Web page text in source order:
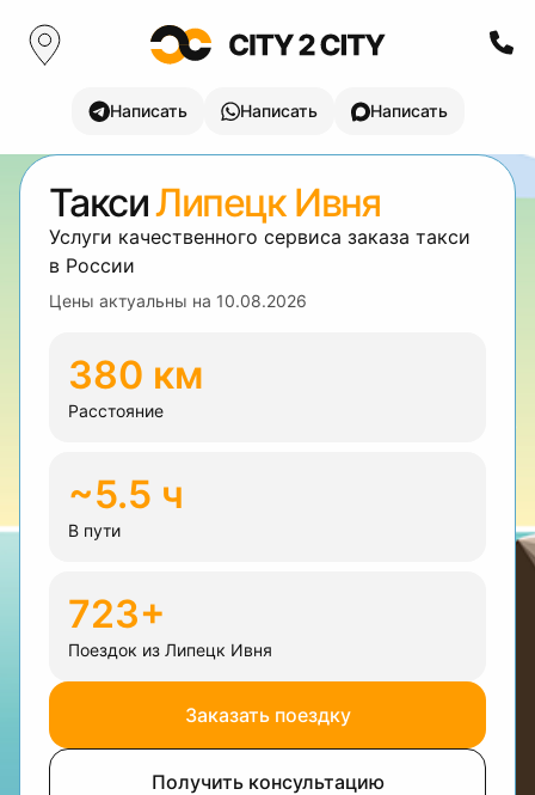
Написать Написать Написать
ТаксиЛипецк Ивня
Услуги качественного сервиса заказа такси
в России
Цены актуальны на 10.08.2026
380 км
Расстояние
~5.5 ч
В пути
723+
Поездок из Липецк Ивня
Заказать поездку
Получить консультацию